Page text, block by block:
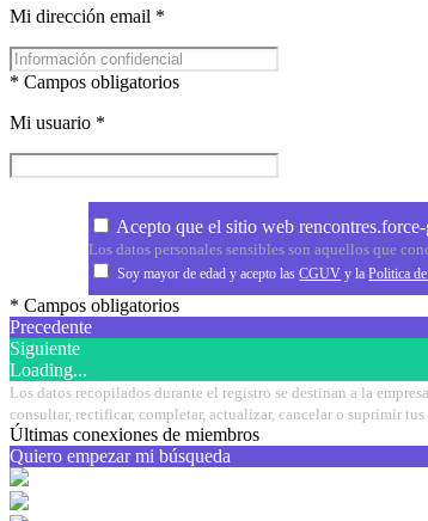
Mi dirección email *
* Campos obligatorios
Mi usuario *
Acepto que el sitio web
Los datos personales sensibles son aquellos que
Soy mayor de edad y acepto lasCGUV y laPolitica
* Campos obligatorios
Precedente
Siguiente
Loading...
Los datos recopilados durante el registro se destinan a la
consultar, rectificar, completar, actualizar, cancelar o suprimir
Últimas conexiones de miembros
Quiero empezar mi búsqueda